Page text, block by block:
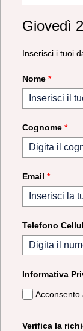
Giovedì
Inserisci i tuoi
Nome *
Cognome *
Email *
Telefono
Informativa
Acconsento
Verifica la